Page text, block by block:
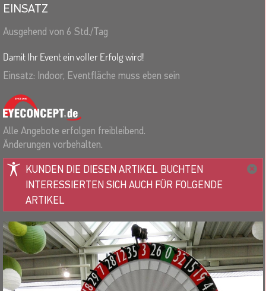
EINSATZ
Ausgehend von 6 Std./Tag
Damit Ihr Event ein voller Erfolg wird!
Einsatz: Indoor, Eventfläche muss eben sein
Alle Angebote erfolgen freibleibend.
Änderungen vorbehalten.
KUNDEN DIE DIESEN ARTIKEL BUCHTEN
INTERESSIERTEN SICH AUCH FÜR FOLGENDE
ARTIKEL